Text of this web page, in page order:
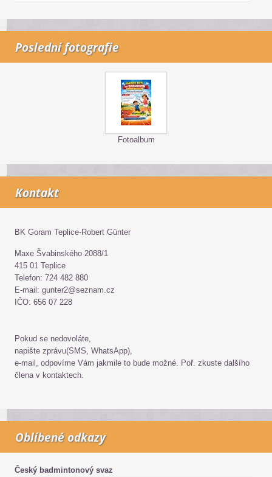
Poslední fotografie
Fotoalbum
Kontakt
BK Goram Teplice-Robert Günter
Maxe Švabinského 2088/1
415 01 Teplice
Telefon: 724 482 880
E-mail: gunter2@seznam.cz
IČO: 656 07 228
Pokud se nedovoláte,
napište zprávu(SMS, WhatsApp),
e-mail, odpovíme Vám jakmile to bude možné. Poř. zkuste dalšího
člena v kontaktech.
Oblíbené odkazy
Český badmintonový svaz